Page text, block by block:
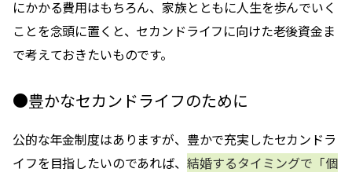
にかかる費用はもちろん、家族とともに人生を歩んでいく
ことを念頭に置くと、セカンドライフに向けた老後資金ま
で考えておきたいものです。
●豊かなセカンドライフのために
公的な年金制度はありますが、豊かで充実したセカンドラ
イフを目指したいのであれば、 結婚するタイミングで「個